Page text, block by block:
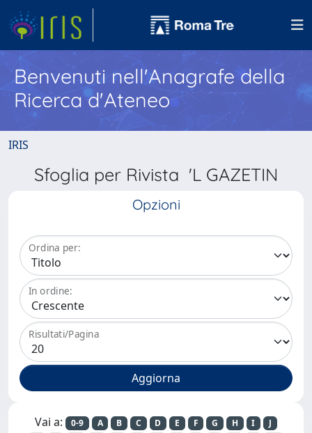
Benvenuti nell'Anagrafe della
Ricerca d'Ateneo
IRIS
Sfoglia per Rivista 'L GAZETIN
Opzioni
Ordina per:
In ordine:
Risultati/Pagina
Vai a: 0-9 A B C D E F G H I
J